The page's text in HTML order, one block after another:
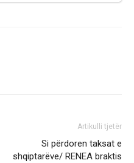
Artikulli tjetër
Si përdoren taksat e
shqiptarëve/ RENEA braktis